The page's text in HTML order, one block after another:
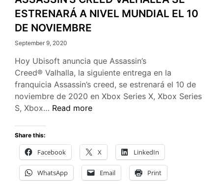
ESTRENARÁ A NIVEL MUNDIAL EL 10
DE NOVIEMBRE
September 9, 2020
Hoy Ubisoft anuncia que Assassin’s
Creed® Valhalla, la siguiente entrega en la
franquicia Assassin’s creed, se estrenará el 10 de
noviembre de 2020 en Xbox Series X, Xbox Series
S, Xbox… ASSASSIN’S
SE
ESTRENARÁ
A
NIVEL
Read more
Share this:
Facebook X LinkedIn
WhatsApp Email Print